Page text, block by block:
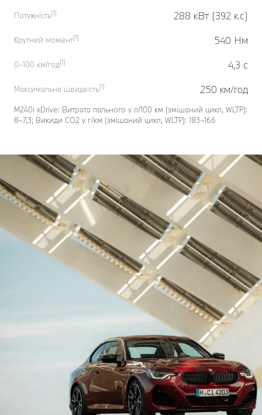
Потужність[1] 288 кВт (392 к.с)
Крутний момент[1] 540 Нм
0–100 км/год[1] 4,3 с
Максимальна швидкість[1] 250 км/год
M240i xDrive: Витрата пального у л/100 км (змішаний цикл, WLTP):
8–7,3; Викиди СО2 у г/км (змішаний цикл, WLTP): 183–166